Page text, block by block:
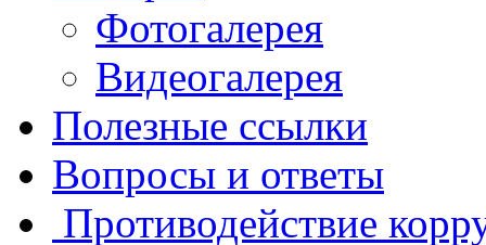
Фотогалерея
Видеогалерея
Полезные ссылки
Вопросы и ответы
Противодействие